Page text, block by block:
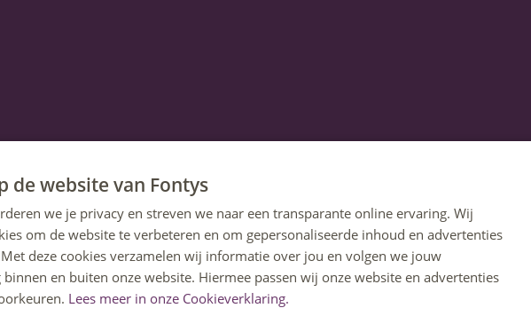
ENGLISH
de website van Fontys
we je privacy en streven we naar een transparante online ervaring. Wij
om de website te verbeteren en om gepersonaliseerde inhoud en advertenties
deze cookies verzamelen wij informatie over jou en volgen we jouw
en buiten onze website. Hiermee passen wij onze website en advertenties
Lees meer in onze Cookieverklaring.